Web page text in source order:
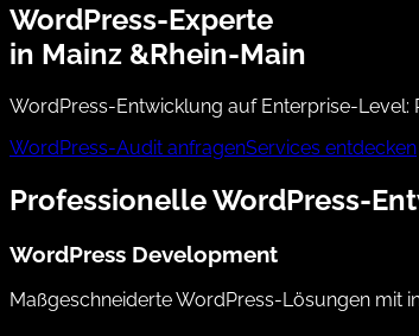
WordPress-Experte
in Mainz &Rhein-Main
WordPress-Entwicklung auf Enterprise-Level:
WordPress-Audit anfragenServices entdecken
Professionelle WordPress-
WordPress Development
Maßgeschneiderte WordPress-Lösungen mit